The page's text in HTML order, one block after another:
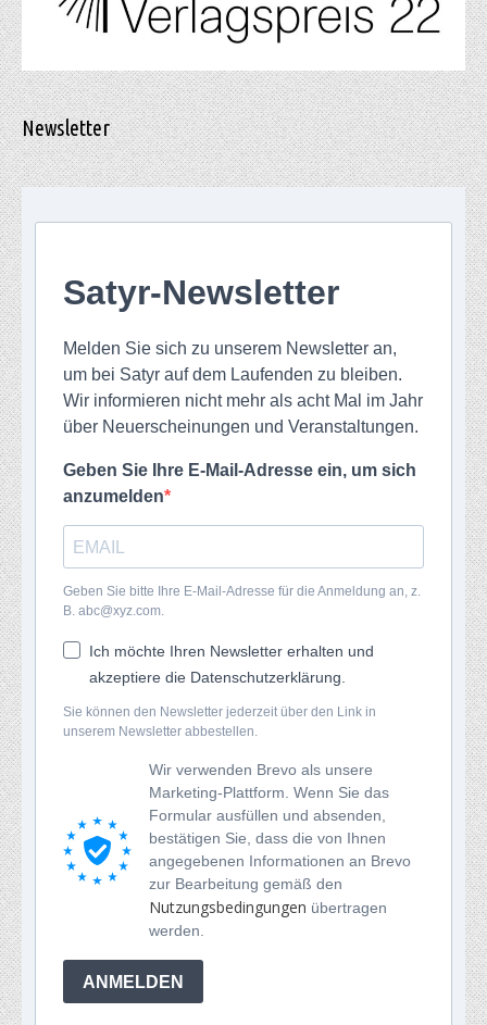
Newsletter
Satyr-Newsletter
Melden Sie sich zu unserem Newsletter an,
um bei Satyr auf dem Laufenden zu bleiben.
Wir informieren nicht mehr als acht Mal im Jahr
über Neuerscheinungen und Veranstaltungen.
Geben Sie Ihre E-Mail-Adresse ein, um sich
anzumelden
Geben Sie bitte Ihre E-Mail-Adresse für die Anmeldung an, z.
B. abc@xyz.com.
Ich möchte Ihren Newsletter erhalten und
akzeptiere die Datenschutzerklärung.
Sie können den Newsletter jederzeit über den Link in
unserem Newsletter abbestellen.
Wir verwenden Brevo als unsere
Marketing-Plattform. Wenn Sie das
Formular ausfüllen und absenden,
bestätigen Sie, dass die von Ihnen
angegebenen Informationen an Brevo
zur Bearbeitung gemäß den
Nutzungsbedingungen übertragen
werden.
ANMELDEN